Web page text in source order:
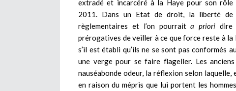
extradé et incarcéré à la Haye pour son rôle
2011. Dans un Etat de droit, la liberté de
règlementaires et l’on pourraita priori dire
prérogatives de veiller à ce que force reste à la
s’il est établi qu’ils ne se sont pas conformés
une verge pour se faire flageller. Les
nauséabonde odeur, la réflexion selon
en raison du mépris que lui portent les